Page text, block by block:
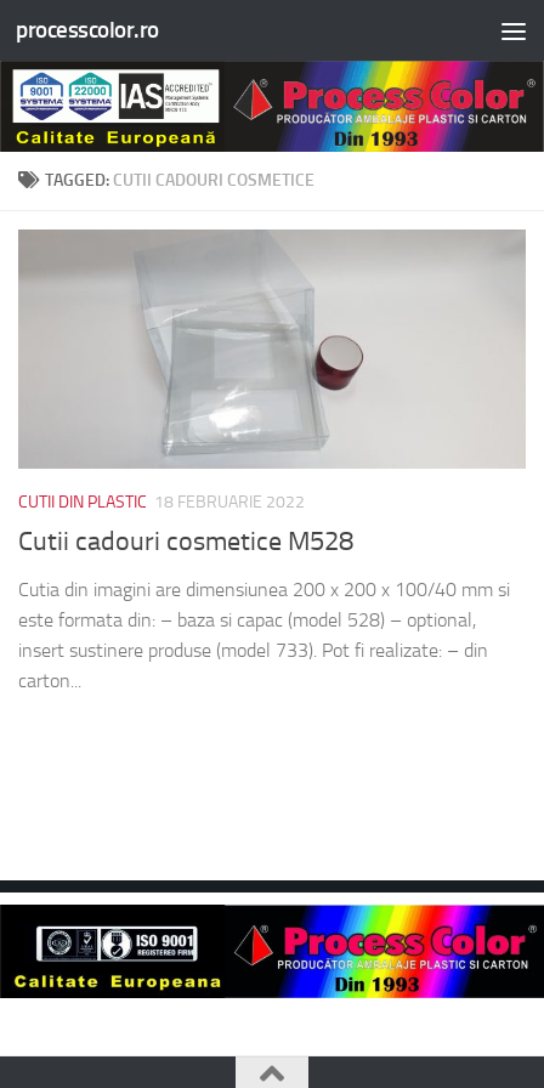
Skip to content
processcolor.ro
TAGGED: CUTII CADOURI COSMETICE
CUTII DIN PLASTIC 18 FEBRUARIE 2022
Cutii cadouri cosmetice M528
Cutia din imagini are dimensiunea 200 x 200 x 100/40 mm si
este formata din: – baza si capac (model 528) – optional,
insert sustinere produse (model 733). Pot fi realizate: – din
carton...